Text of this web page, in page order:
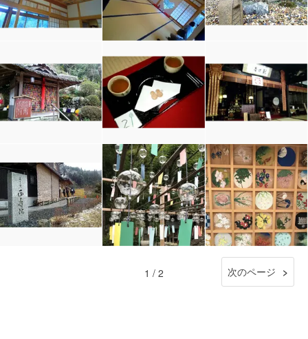
1 / 2 次のページ